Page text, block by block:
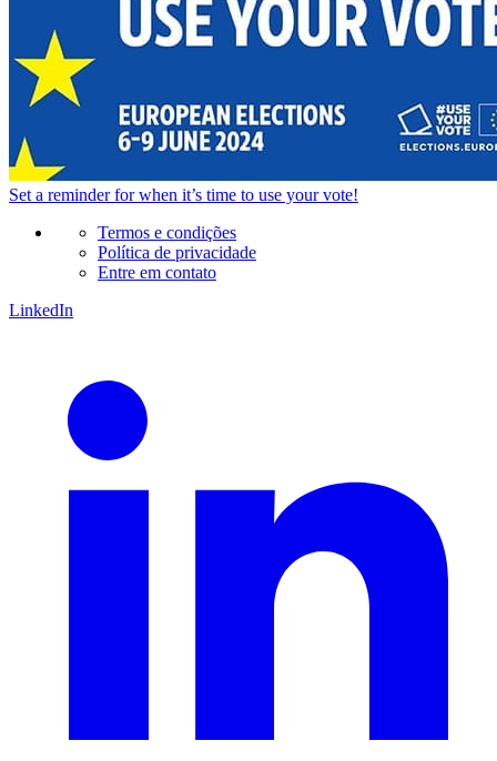
Set a reminderfor when it’s time to use your vote!
Termos e condições
Política de privacidade
Entre em contato
LinkedIn